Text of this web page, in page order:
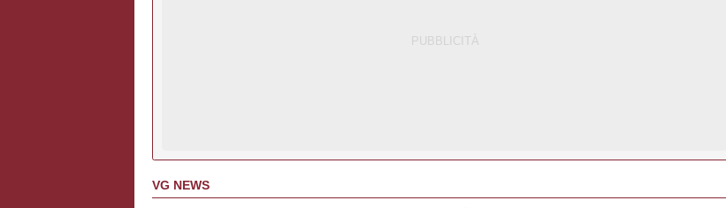
VG NEWS